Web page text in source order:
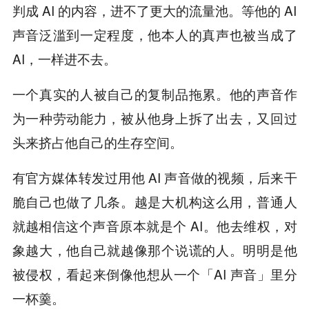
判成 AI 的内容，进不了更大的流量池。等他的 AI
声音泛滥到一定程度，他本人的真声也被当成了
AI，一样进不去。
一个真实的人被自己的复制品拖累。他的声音作
为一种劳动能力，被从他身上拆了出去，又回过
头来挤占他自己的生存空间。
有官方媒体转发过用他 AI 声音做的视频，后来干
脆自己也做了几条。越是大机构这么用，普通人
就越相信这个声音原本就是个 AI。他去维权，对
象越大，他自己就越像那个说谎的人。明明是他
被侵权，看起来倒像他想从一个「AI 声音」里分
一杯羹。